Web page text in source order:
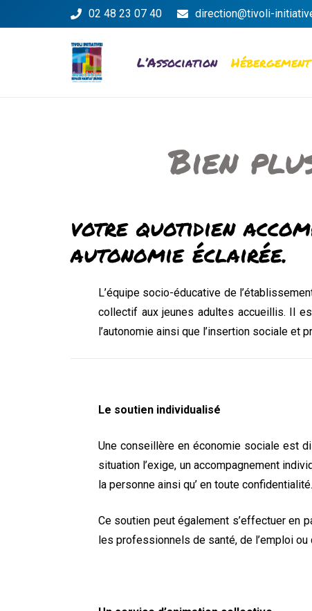
02 48 23 07 40 direction@tivoli-
L’Association Hébergement
Bien
votre quotidien
autonomie éclairée.
L’équipe socio-éducative de
collectif aux jeunes adultes accueillis. Il
l’autonomie ainsi que l’insertion sociale et
Le soutien individualisé
Une conseillère en économie sociale est
situation l’exige, un accompagnement
la personne ainsi qu’ en toute confidentialité.
Ce soutien peut également s’effectuer en
les professionnels de santé, de l’emploi